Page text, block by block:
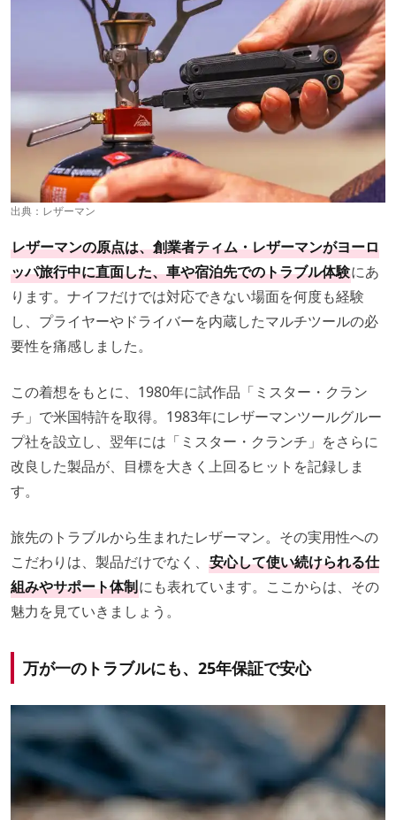
出典： レザーマン
レザーマンの原点は、創業者ティム・レザーマンがヨーロ
ッパ旅行中に直面した、車や宿泊先でのトラブル体験にあ
ります。ナイフだけでは対応できない場面を何度も経験
し、プライヤーやドライバーを内蔵したマルチツールの必
要性を痛感しました。
この着想をもとに、1980年に試作品「ミスター・クラン
チ」で米国特許を取得。1983年にレザーマンツールグルー
プ社を設立し、翌年には「ミスター・クランチ」をさらに
改良した製品が、目標を大きく上回るヒットを記録しま
す。
旅先のトラブルから生まれたレザーマン。その実用性への
こだわりは、製品だけでなく、 安心して使い続けられる仕
組みやサポート体制にも表れています。ここからは、その
魅力を見ていきましょう。
万が一のトラブルにも、25年保証で安心